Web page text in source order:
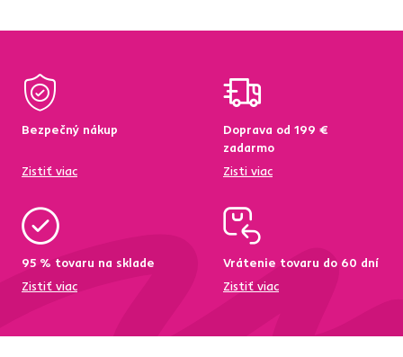
Bezpečný nákup
Zistiť viac
Doprava od 199 €
zadarmo
Zisti viac
95 % tovaru na sklade
Zistiť viac
Vrátenie tovaru do 60 dní
Zistiť viac